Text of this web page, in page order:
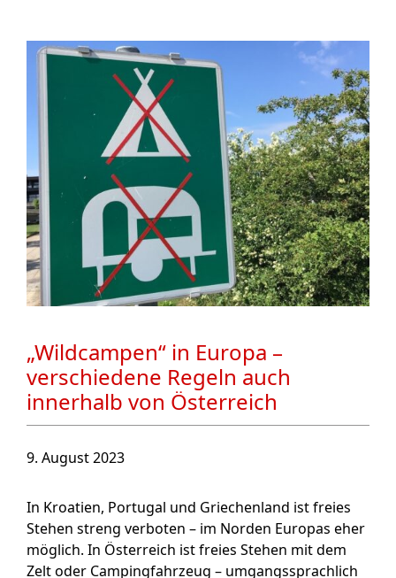
„Wildcampen“ in Europa –
verschiedene Regeln auch
innerhalb von Österreich
9. August 2023
In Kroatien, Portugal und Griechenland ist freies
Stehen streng verboten – im Norden Europas eher
möglich. In Österreich ist freies Stehen mit dem
Zelt oder Campingfahrzeug – umgangssprachlich